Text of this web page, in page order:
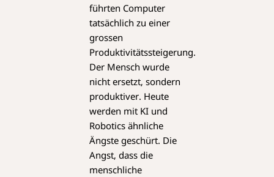
führten Computer
tatsächlich zu einer
grossen
Produktivitätssteigerung.
Der Mensch wurde
nicht ersetzt, sondern
produktiver. Heute
werden mit KI und
Robotics ähnliche
Ängste geschürt. Die
Angst, dass die
menschliche